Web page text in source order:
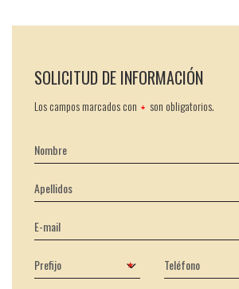
SOLICITUD DE INFORMACIÓN
Los campos marcados con son obligatorios.